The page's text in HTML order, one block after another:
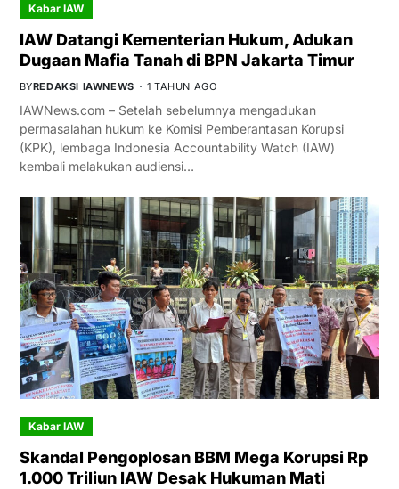
Kabar IAW
IAW Datangi Kementerian Hukum, Adukan
Dugaan Mafia Tanah di BPN Jakarta Timur
BYREDAKSI IAWNEWS 1 TAHUN AGO
IAWNews.com – Setelah sebelumnya mengadukan
permasalahan hukum ke Komisi Pemberantasan Korupsi
(KPK), lembaga Indonesia Accountability Watch (IAW)
kembali melakukan audiensi…
Kabar IAW
Skandal Pengoplosan BBM Mega Korupsi Rp
1.000 Triliun IAW Desak Hukuman Mati